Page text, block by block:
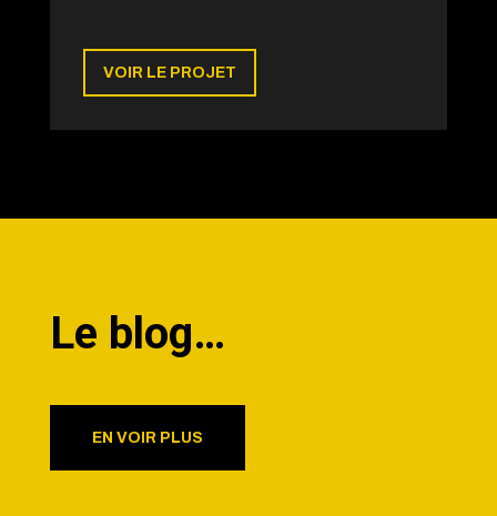
VOIR LE PROJET
Le blog…
EN VOIR PLUS